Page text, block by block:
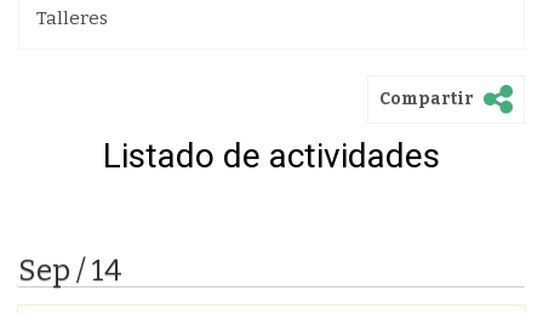
Talleres
Compartir
Listado de actividades
Sep / 14